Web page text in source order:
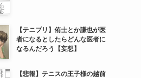
【テニプリ】侑士とか謙也が医
者になるとしたらどんな医者に
なるんだろう【妄想】
【悲報】テニスの王子様の越前